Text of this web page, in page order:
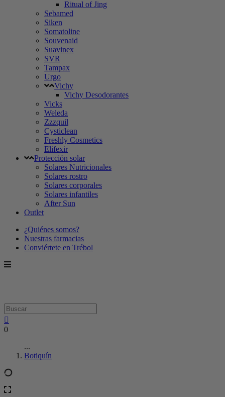
Ritual of Jing
Sebamed
Siken
Somatoline
Souvenaid
Suavinex
SVR
Tampax
Urgo
Vichy
Vichy Desodorantes
Vicks
Weleda
Zzzquil
Cysticlean
Freshly Cosmetics
Elifexir
Protección solar
Solares Nutricionales
Solares rostro
Solares corporales
Solares infantiles
After Sun
Outlet
¿Quiénes somos?
Nuestras farmacias
Conviértete en Trébol
0
...
Botiquín